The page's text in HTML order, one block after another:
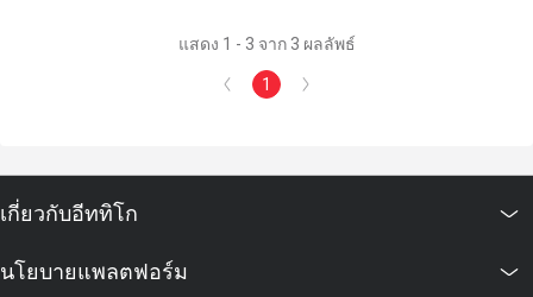
แสดง 1 - 3 จาก 3 ผลลัพธ์
1
เกี่ยวกับอีททิโก
นโยบายแพลตฟอร์ม